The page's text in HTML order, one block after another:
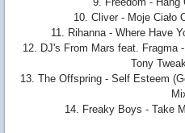
10. Cliver - Moje Ciało
11. Rihanna - Where Have
12. DJ's From Mars feat. Fragma
Tony
13. The Offspring - Self Esteem
14. Freaky Boys - Take